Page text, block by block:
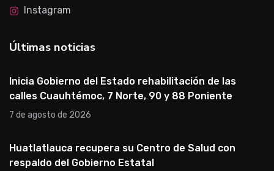
Instagram
Últimas noticias
Inicia Gobierno del Estado rehabilitación de las
calles Cuauhtémoc, 7 Norte, 90 y 88 Poniente
7 de agosto de 2026
Huatlatlauca recupera su Centro de Salud con
respaldo del Gobierno Estatal